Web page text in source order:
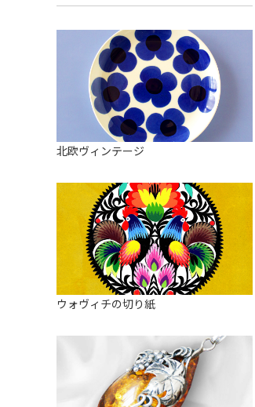
スープカップ
そば猪口・フリーカップ
ココット
薬味入れ
ミキシングボウル
すべて見る
オーナメント
クリーマー
バス・洗面用品
家具小物
小物入れ
アロマポット
バスケット
装飾用タイル・プレート
ミニチュア
天使さま
カードスタンド
マグネット
ペンダントトップ
すべて見る
北欧ヴィンテージ
ウォヴィチの切り紙